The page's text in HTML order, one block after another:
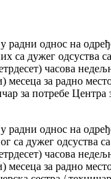
радни однос на
са дужег одсуства
часова
месеца за радно
за потребе Центра
радни однос на
са дужег одсуства
часова
месеца за радно